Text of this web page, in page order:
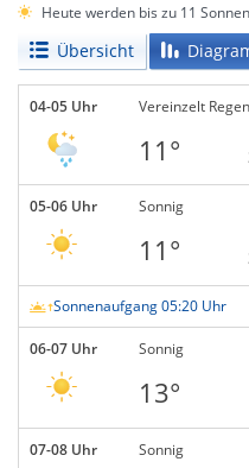
Heute werden bis zu 11
Übersicht
04-05 Uhr Vereinzelt Regen
11°
05-06 Uhr Sonnig
11°
Sonnenaufgang 05:20 Uhr
06-07 Uhr Sonnig
13°
07-08 Uhr Sonnig